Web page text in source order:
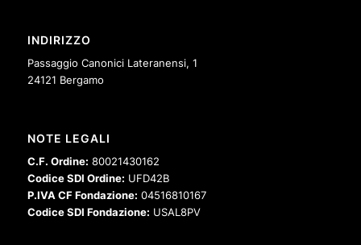
INDIRIZZO
Passaggio Canonici Lateranensi, 1
24121 Bergamo
NOTE LEGALI
C.F. Ordine: 80021430162
Codice SDI Ordine: UFD42B
P.IVA CF Fondazione: 04516810167
Codice SDI Fondazione: USAL8PV